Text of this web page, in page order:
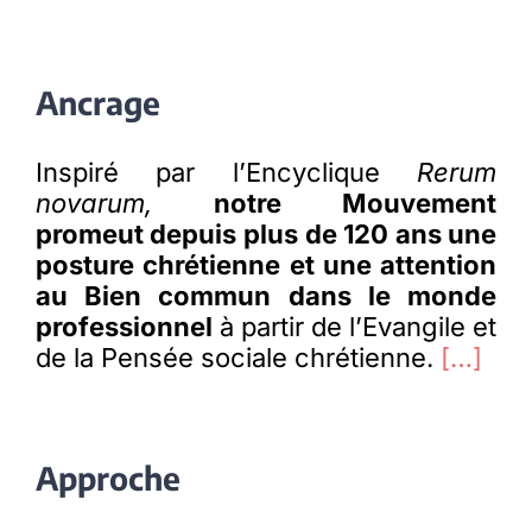
Ancrage
Inspiré par l’Encyclique Rerum
novarum, notre Mouvement
promeut depuis plus de 120 ans une
posture chrétienne et une attention
au Bien commun dans le monde
professionnel à partir de l’Evangile et
de la Pensée sociale chrétienne. […]
Approche